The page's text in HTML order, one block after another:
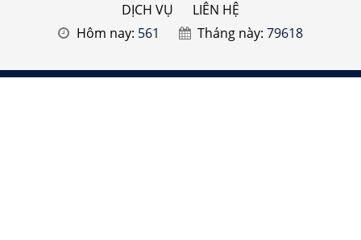
DỊCH VỤ
LIÊN HỆ
Hôm nay: 561 Tháng này:79618